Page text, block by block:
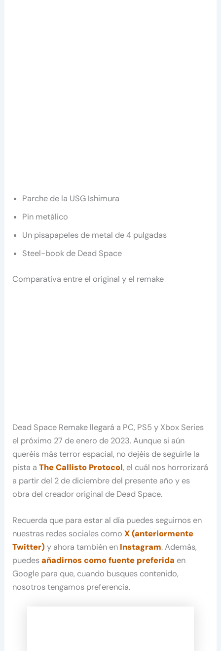
Parche de la USG Ishimura
Pin metálico
Un pisapapeles de metal de 4 pulgadas
Steel-book de Dead Space
Comparativa entre el original y el remake
Dead Space Remake llegará a PC, PS5 y Xbox Series
el próximo 27 de enero de 2023. Aunque si aún
queréis más terror espacial, no dejéis de seguirle la
pista aThe Callisto Protocol, el cuál nos horrorizará
a partir del 2 de diciembre del presente año y es
obra del creador original de Dead Space.
Recuerda que para estar al día puedes seguirnos en
nuestras redes sociales comoX (anteriormente
Twitter) y ahora también en Instagram. Además,
puedesañadirnos como fuente preferida en
Google para que, cuando busques contenido,
nosotros tengamos preferencia.